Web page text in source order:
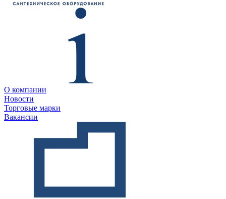
О компании
Новости
Торговые марки
Вакансии